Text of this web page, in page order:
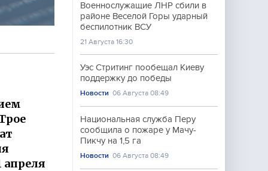
апреля
Военнослужащие ЛНР сбили в
районе Веселой Горы ударный
беспилотник ВСУ
21 Августа 16:30
Уэс Стритинг пообещал Киеву
поддержку до победы
Новости 06 Августа 08:49
Национальная служба Перу
сообщила о пожаре у Мачу-
Пикчу на 1,5 га
Новости 06 Августа 08:49